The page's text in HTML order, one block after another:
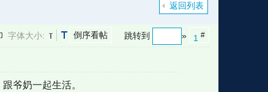
返回列表
1 #
跳转到 »
倒序看帖
字体大小:
爷奶一起生活。